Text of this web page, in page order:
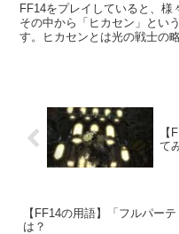
FF14をプレイしていると、様
その中から「ヒカセン」とい
す。ヒカセンとは光の戦士の
【
て
【FF14の用語】「フルパーテ
は？